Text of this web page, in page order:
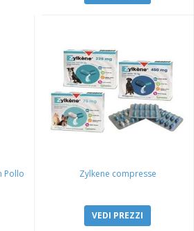
Pollo
Zylkene compresse
VEDI PREZZI